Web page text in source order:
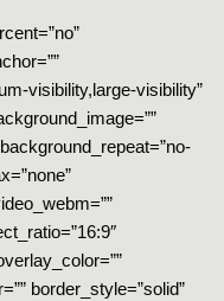
visibility,large-visibility”
border_style=”solid”